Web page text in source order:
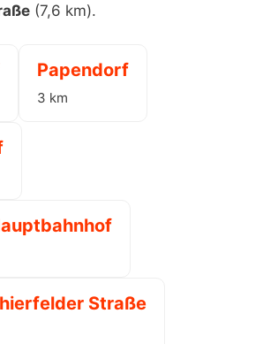
(7,6 km).
Papendorf
3 km
Straße